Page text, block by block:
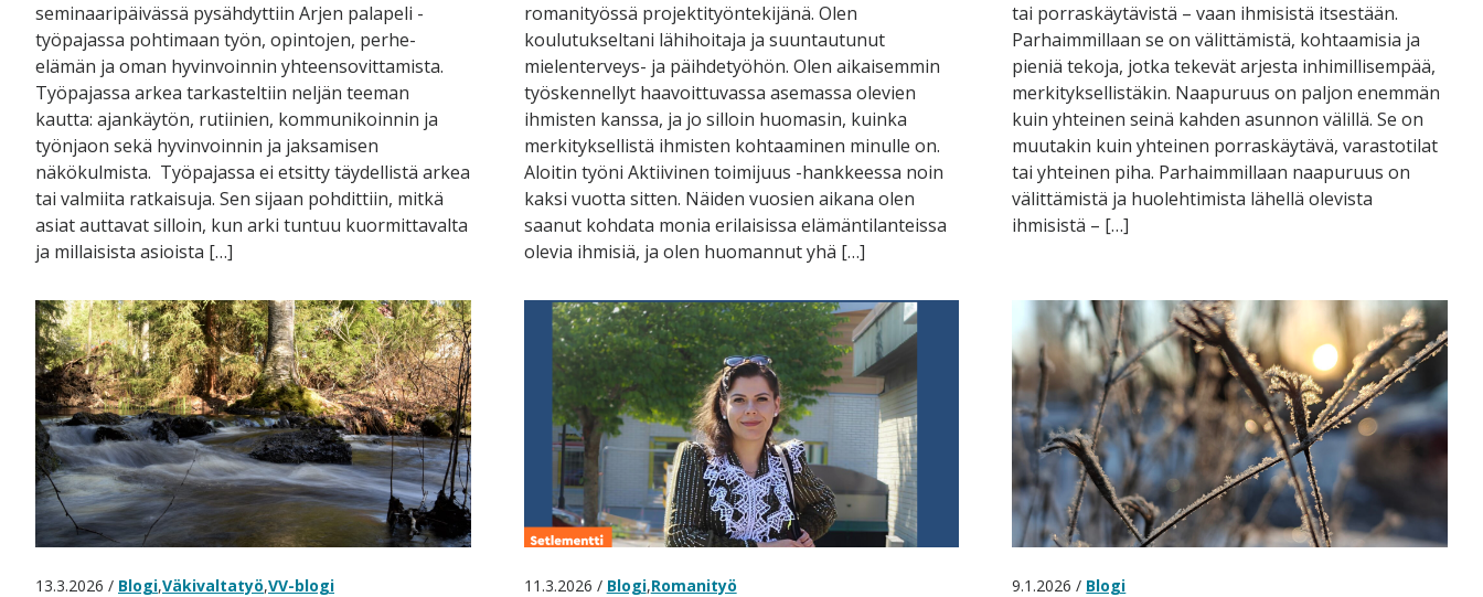
seminaaripäivässä pysähdyttiin Arjen palapeli -
työpajassa pohtimaan työn, opintojen, perhe-
elämän ja oman hyvinvoinnin yhteensovittamista.
Työpajassa arkea tarkasteltiin neljän teeman
kautta: ajankäytön, rutiinien, kommunikoinnin ja
työnjaon sekä hyvinvoinnin ja jaksamisen
näkökulmista. Työpajassa ei etsitty täydellistä arkea
tai valmiita ratkaisuja. Sen sijaan pohdittiin, mitkä
asiat auttavat silloin, kun arki tuntuu kuormittavalta
ja millaisista asioista […]
romanityössä projektityöntekijänä. Olen
koulutukseltani lähihoitaja ja suuntautunut
mielenterveys- ja päihdetyöhön. Olen aikaisemmin
työskennellyt haavoittuvassa asemassa olevien
ihmisten kanssa, ja jo silloin huomasin, kuinka
merkityksellistä ihmisten kohtaaminen minulle on.
Aloitin työni Aktiivinen toimijuus -hankkeessa noin
kaksi vuotta sitten. Näiden vuosien aikana olen
saanut kohdata monia erilaisissa elämäntilanteissa
olevia ihmisiä, ja olen huomannut yhä […]
tai porraskäytävistä – vaan ihmisistä itsestään.
Parhaimmillaan se on välittämistä, kohtaamisia ja
pieniä tekoja, jotka tekevät arjesta inhimillisempää,
merkityksellistäkin. Naapuruus on paljon enemmän
kuin yhteinen seinä kahden asunnon välillä. Se on
muutakin kuin yhteinen porraskäytävä, varastotilat
tai yhteinen piha. Parhaimmillaan naapuruus on
välittämistä ja huolehtimista lähellä olevista
ihmisistä – […]
13.3.2026 / Blogi,Väkivaltatyö,VV-blogi 11.3.2026 / Blogi,Romanityö 9.1.2026 / Blogi